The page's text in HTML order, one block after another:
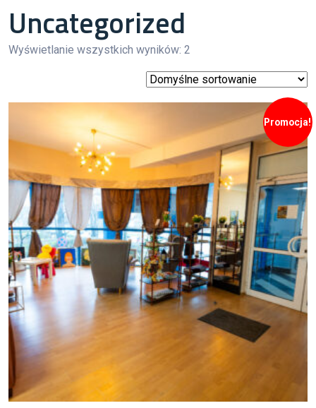
Uncategorized
Wyświetlanie wszystkich wyników: 2
Promocja!